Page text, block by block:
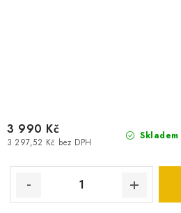
Skladem
3 297,52 Kč bez DPH
3 990 Kč